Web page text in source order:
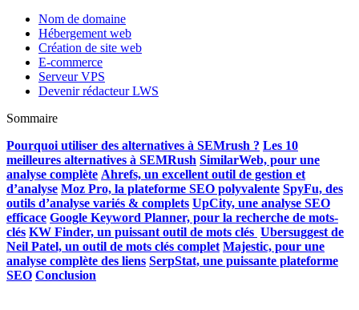
Nom de domaine
Hébergement web
Création de site web
E-commerce
Serveur VPS
Devenir rédacteur LWS
Sommaire
Pourquoi utiliser des alternatives à SEMrush ? Les 10
meilleures alternatives à SEMRush SimilarWeb, pour une
analyse complète Ahrefs, un excellent outil de gestion et
d’analyse Moz Pro, la plateforme SEO polyvalente SpyFu, des
outils d’analyse variés & complets UpCity, une analyse SEO
efficace Google Keyword Planner, pour la recherche de mots-
clés KW Finder, un puissant outil de mots clés Ubersuggest de
Neil Patel, un outil de mots clés complet Majestic, pour une
analyse complète des liens SerpStat, une puissante plateforme
SEO Conclusion